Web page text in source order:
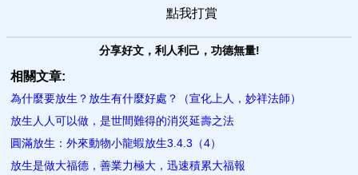
點我打賞
分享好文，利人利己，功德無量!
相關文章:
為什麼要放生？放生有什麼好處？（宣化上人，妙祥法師）
放生人人可以做，是世間難得的消災延壽之法
圓滿放生：外來動物小龍蝦放生3.4.3（4）
放生是做大福德，善業力極大，迅速積累大福報